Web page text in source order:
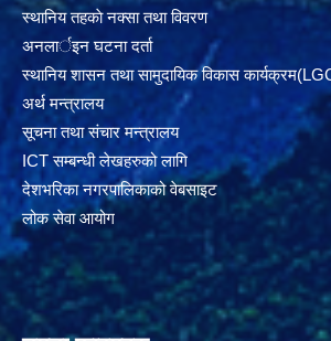
स्थानिय तहकाे नक्सा तथा विवरण
अनलार्इन घटना दर्ता
स्थानिय शासन तथा सामुदायिक विकास
अर्थ मन्त्रालय
सूचना तथा संचार मन्त्रालय
ICT सम्बन्धी लेखहरुको लागि
देशभरिका नगरपालिकाको वेबसाइट
लोक सेवा आयोग